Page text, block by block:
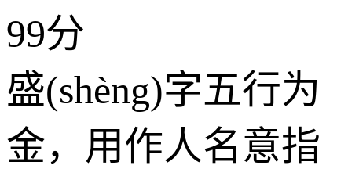
99分
盛(shèng)字五行为
金，用作人名意指